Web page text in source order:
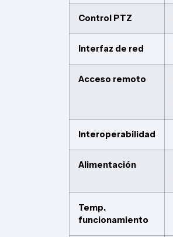
Control PTZ
Interfaz de red
Acceso remoto
Interoperabilidad
Alimentación
Temp.
funcionamiento